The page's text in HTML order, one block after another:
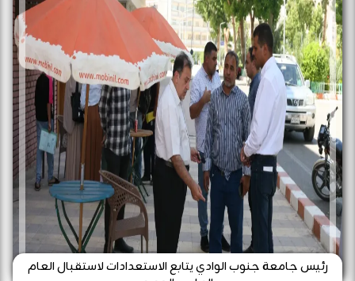
رئيس جامعة جنوب الوادي يتابع الاستعدادات لاستقبال العام